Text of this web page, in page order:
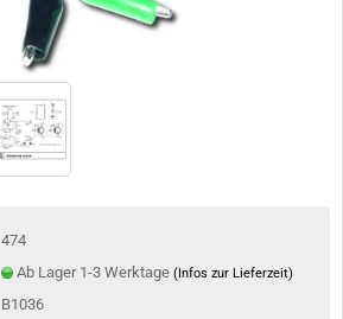
474
Ab Lager 1-3 Werktage (Infos zur Lieferzeit)
B1036